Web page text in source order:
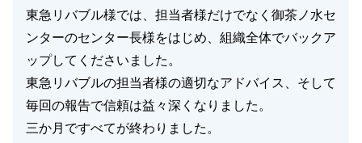
東急リバブル様では、担当者様だけでなく御茶ノ水セ
ンターのセンター長様をはじめ、組織全体でバックア
ップしてくださいました。
東急リバブルの担当者様の適切なアドバイス、そして
毎回の報告で信頼は益々深くなりました。
三か月ですべてが終わりました。